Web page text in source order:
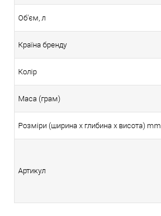
Об'єм, л
Країна бренду
Колір
Маса (грам)
Розміри (ширина х глибина х висота) mm
Артикул